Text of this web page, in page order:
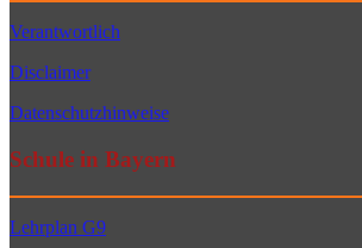
Verantwortlich
Disclaimer
Datenschutzhinweise
Schule in Bayern
Lehrplan G9